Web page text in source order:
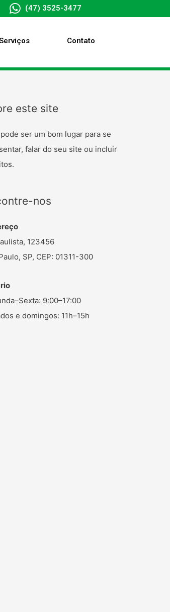
(47) 3525-3477
Contato
este site
ser um bom lugar para se
falar do seu site ou incluir
nos
123456
SP, CEP: 01311-300
9:00–17:00
e domingos: 11h–15h